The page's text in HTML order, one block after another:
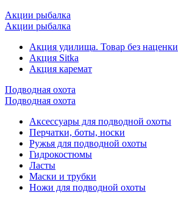
Акции рыбалка
Акции рыбалка
Акция удилища. Товар без наценки
Акция Sitka
Акция каремат
Подводная охота
Подводная охота
Аксессуары для подводной охоты
Перчатки, боты, носки
Ружья для подводной охоты
Гидрокостюмы
Ласты
Маски и трубки
Ножи для подводной охоты